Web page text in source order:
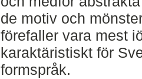
de motiv och
förefaller vara mest
karaktäristiskt för
formspråk.